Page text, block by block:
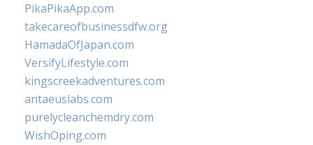
PikaPikaApp.com
takecareofbusinessdfw.org
HamadaOfJapan.com
VersifyLifestyle.com
kingscreekadventures.com
antaeuslabs.com
purelycleanchemdry.com
WishOping.com